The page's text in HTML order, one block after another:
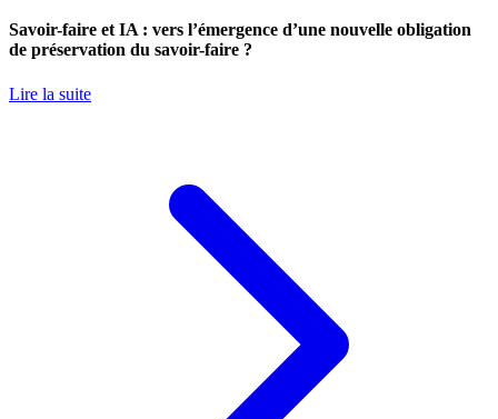
Savoir-faire et IA : vers l’émergence d’une nouvelle obligation
de préservation du savoir-faire ?
Lire la suite